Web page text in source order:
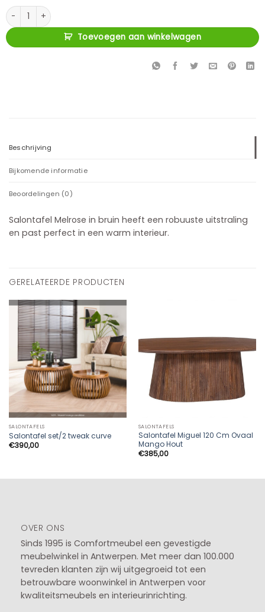
Salontafel Melrose spicebrown aantal
Toevoegen aan winkelwagen
Beschrijving
Bijkomende informatie
Beoordelingen (0)
Salontafel Melrose in bruin heeft een robuuste uitstraling
en past perfect in een warm interieur.
GERELATEERDE PRODUCTEN
SALONTAFELS
Salontafel set/2 tweak curve
€390,00
SALONTAFELS
Salontafel Miguel 120 Cm Ovaal
Mango Hout
€385,00
OVER ONS
Sinds 1995 is Comfortmeubel een gevestigde
meubelwinkel in Antwerpen. Met meer dan 100.000
tevreden klanten zijn wij uitgegroeid tot een
betrouwbare woonwinkel in Antwerpen voor
kwaliteitsmeubels en interieurinrichting.